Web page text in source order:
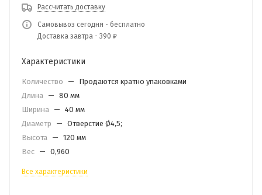
Рассчитать доставку
Самовывоз сегодня - бесплатно
Доставка завтра - 390 ₽
Характеристики
Количество —
Продаются кратно упаковками
Длина — 80 мм
Ширина — 40 мм
Диаметр
— Отверстие Ø4,5;
Высота — 120 мм
Вес — 0,960
Все характеристики